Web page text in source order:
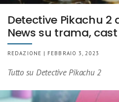
Detective Pikachu 2
News su trama,
REDAZIONE | FEBBRAIO 3, 2023
Tutto su Detective Pikachu 2